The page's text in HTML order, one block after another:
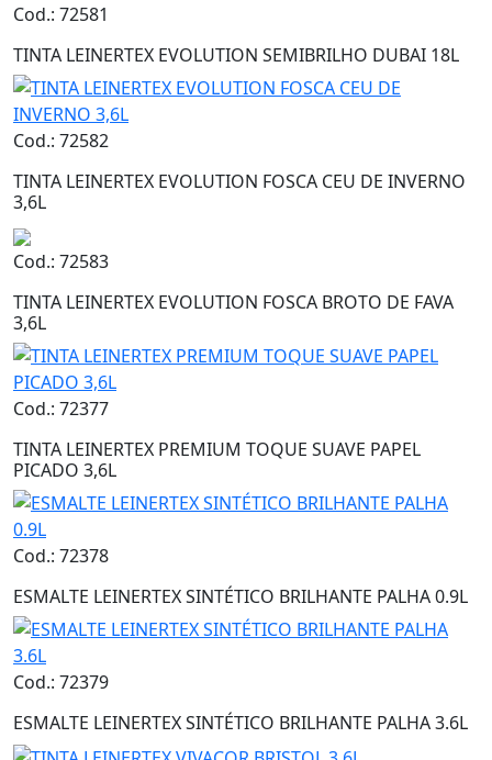
Cod.: 72581
TINTA LEINERTEX EVOLUTION SEMIBRILHO DUBAI 18L
Cod.: 72582
TINTA LEINERTEX EVOLUTION FOSCA CEU DE INVERNO
3,6L
Cod.: 72583
TINTA LEINERTEX EVOLUTION FOSCA BROTO DE FAVA
3,6L
Cod.: 72377
TINTA LEINERTEX PREMIUM TOQUE SUAVE PAPEL
PICADO 3,6L
Cod.: 72378
ESMALTE LEINERTEX SINTÉTICO BRILHANTE PALHA 0.9L
Cod.: 72379
ESMALTE LEINERTEX SINTÉTICO BRILHANTE PALHA 3.6L